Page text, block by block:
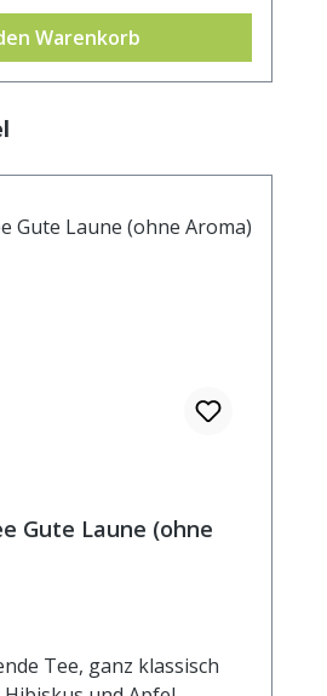
Warenkorb
Gute Laune (ohne
Tee, ganz klassisch